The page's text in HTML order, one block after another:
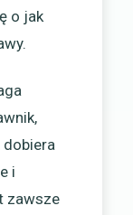
o jak
i
zawsze